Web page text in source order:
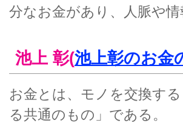
分なお金があり、人脈や
池上 彰(池上彰のお金
お金とは、モノを交換す
る共通のもの」である。